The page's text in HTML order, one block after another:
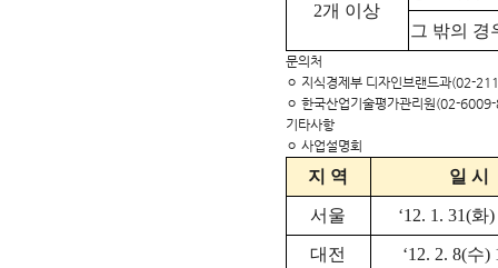
2개 이상
그 밖의 경
문의처
ㅇ 지식경제부 디자인브랜드과(02-
ㅇ 한국산업기술평가관리원(02-
기타사항
ㅇ 사업설명회
지 역 일 시
서울 ‘12. 1. 31(화
대전 ‘12. 2. 8(수)